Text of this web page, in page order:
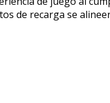
de recarga se